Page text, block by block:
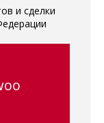
и сделки